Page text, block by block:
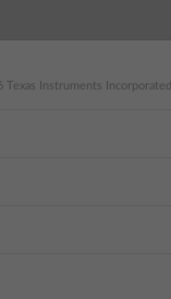
Texas Instruments